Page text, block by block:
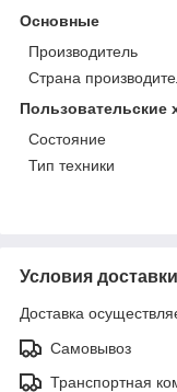
Основные
Производитель
Страна
Пользовательские
Состояние
Тип техники
Условия доставки
Доставка
Самовывоз
Транспортная